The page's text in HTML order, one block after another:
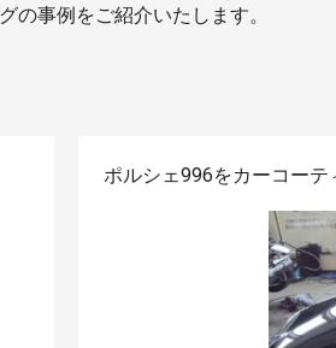
の事例をご紹介いたします。
ポルシェ996をカーコーテ